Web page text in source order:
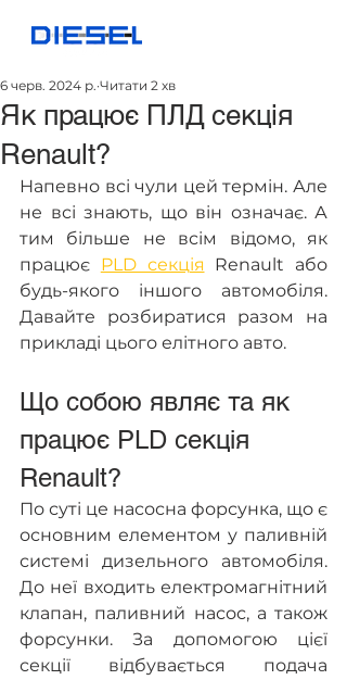
Як працює ПЛД секція
Renault?
6 черв. 2024 р. Читати 2 хв
Напевно всі чули цей термін. Але
не всі знають, що він означає. А
тим більше не всім відомо, як
працює PLD секція Renault або
будь-якого іншого автомобіля.
Давайте розбиратися разом на
прикладі цього елітного авто.
Що собою являє та як
працює PLD секція
Renault?
По суті це насосна форсунка, що є
основним елементом у паливній
системі дизельного автомобіля.
До неї входить електромагнітний
клапан, паливний насос, а також
форсунки. За допомогою цієї
секції відбувається подача